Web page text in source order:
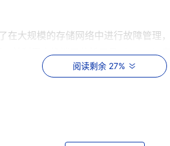
在大规模的存储网络中进行故障管理
并利用交换端口分析工具（SPAN）
种内嵌的光纤通道分析工具）来分析
Manager以及与第三方存储管理工
阅读剩余 27%